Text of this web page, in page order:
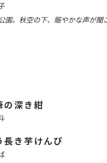
園。秋空の下、賑やかな声が聞
の深き紺
き芋けんぴ